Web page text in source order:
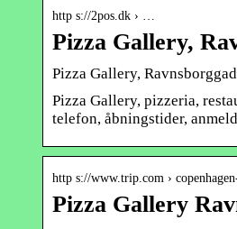
http s://2pos.dk › …
Pizza Gallery,
Pizza Gallery,
Pizza Gallery, pizzeria,
telefon, åbningstider,
http s://www.trip.com ›
Pizza Gallery